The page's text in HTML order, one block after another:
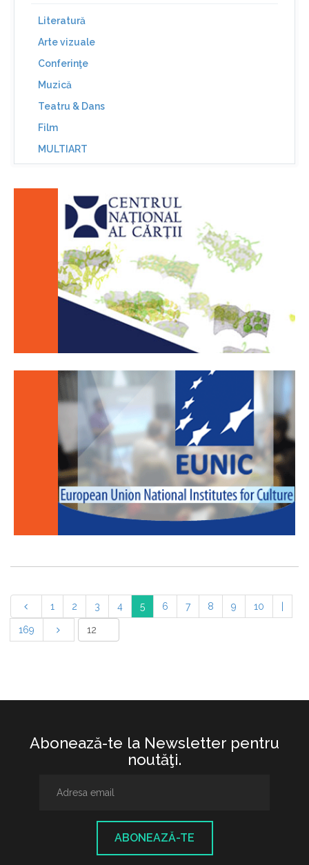
Literatură
Arte vizuale
Conferinţe
Muzică
Teatru & Dans
Film
MULTIART
1 2 3 4 5 6 7 8 9 10
169
Abonează-te la Newsletter pentru
noutăţi.
ABONEAZĂ-TE